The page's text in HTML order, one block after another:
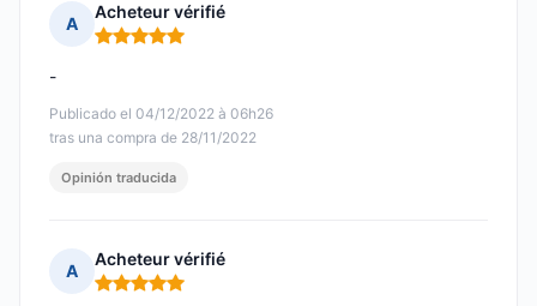
A
Acheteur vérifié
Nota: 5 de 5
Publicado el 04/12/2022 à 06h26
tras una compra de 28/11/2022
-
Opinión traducida
A
Acheteur vérifié
Nota: 5 de 5